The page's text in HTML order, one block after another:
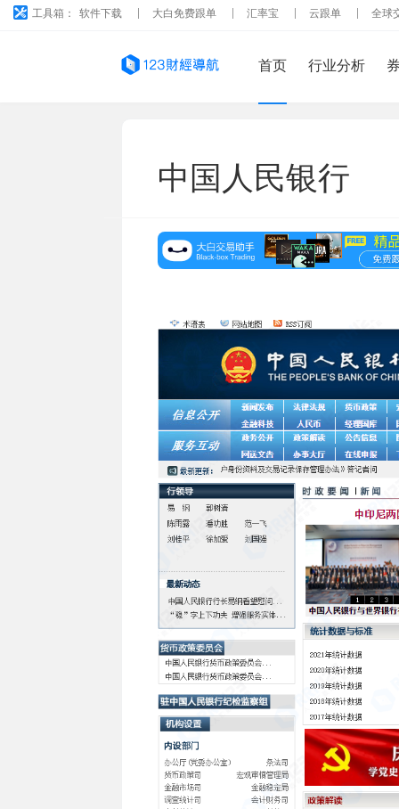
工具箱： 软件下载 大白免费跟单 汇率宝 云跟单 全球
首页 行业分析
中国人民银行